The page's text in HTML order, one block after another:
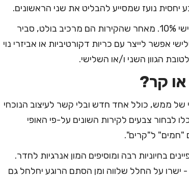
יחסית נועז שמסייע להבליט את שני הראשונים.
הצבע הראשון ימלא 60% מהחלל, השני 30% והשלישי 10%. מאחר שהקירות הם מרכיב בולט, סביר
אפשר לייצר עם כריות דקורטיביות או אביזרי נוי
הגוון השני ו/או השלישי.
של ממש, כולל אחד חדש ובלי קשר לעיצוב הנוכחי
לבחור צבעים לקירות השונים על-פי האופי
"חמים" ל"קרים".
בחיוניות רבה ומוסיפים המון אנרגיות לחדר.
ישרו על החלל שלווה ומן הסתם הרוגע יחלחל גם